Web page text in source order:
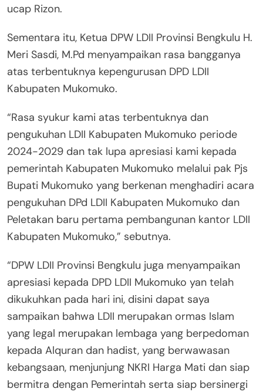
ucap Rizon.
Sementara itu, Ketua DPW LDII Provinsi Bengkulu H.
Meri Sasdi, M.Pd menyampaikan rasa bangganya
atas terbentuknya kepengurusan DPD LDII
Kabupaten Mukomuko.
“Rasa syukur kami atas terbentuknya dan
pengukuhan LDII Kabupaten Mukomuko periode
2024-2029 dan tak lupa apresiasi kami kepada
pemerintah Kabupaten Mukomuko melalui pak Pjs
Bupati Mukomuko yang berkenan menghadiri acara
pengukuhan DPd LDII Kabupaten Mukomuko dan
Peletakan baru pertama pembangunan kantor LDII
Kabupaten Mukomuko,” sebutnya.
“DPW LDII Provinsi Bengkulu juga menyampaikan
apresiasi kepada DPD LDII Mukomuko yan telah
dikukuhkan pada hari ini, disini dapat saya
sampaikan bahwa LDII merupakan ormas Islam
yang legal merupakan lembaga yang berpedoman
kepada Alquran dan hadist, yang berwawasan
kebangsaan, menjunjung NKRI Harga Mati dan siap
bermitra dengan Pemerintah serta siap bersinergi